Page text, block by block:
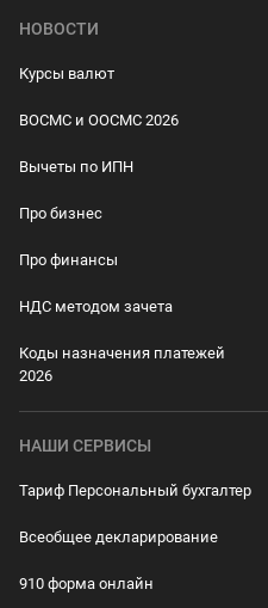
НОВОСТИ
Курсы валют
ВОСМС и ООСМС 2026
Вычеты по ИПН
Про бизнес
Про финансы
НДС методом зачета
Коды назначения платежей
2026
НАШИ СЕРВИСЫ
Тариф Персональный бухгалтер
Всеобщее декларирование
910 форма онлайн